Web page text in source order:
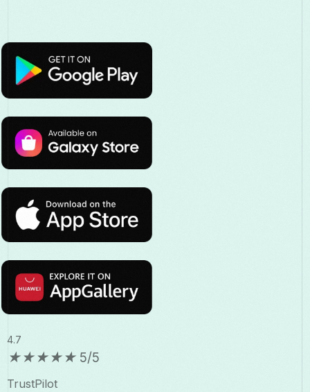
4.7
★★★★★ 5/5
TrustPilot